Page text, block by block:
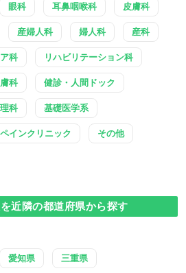
眼科 耳鼻咽喉科 皮膚科
産婦人科 婦人科 産科
科 リハビリテーション科
科 健診・人間ドック
科 基礎医学系
ペインクリニック その他
近隣の都道府県から探す
愛知県 三重県